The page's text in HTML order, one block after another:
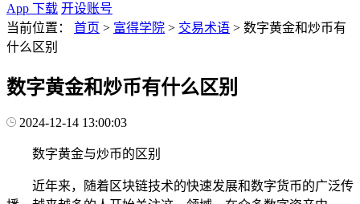
App 下载 开设账号
当前位置：
首页 > 富得学院 > 交易术语 > 数字黄金和炒币有
什么区别
数字黄金和炒币有什么区别
2024-12-14 13:00:03
数字黄金与炒币的区别
近年来，随着区块链技术的快速发展和数字货币的广泛传